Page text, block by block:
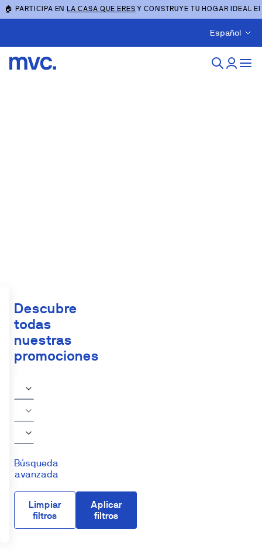
🏠 PARTICIPA ENLA CASA QUE ERES Y CONSTRUYE TU HOGAR IDEAL
Español
Descubre
todas
nuestras
promociones
Búsqueda
avanzada
Limpiar
filtros
Aplicar
filtros